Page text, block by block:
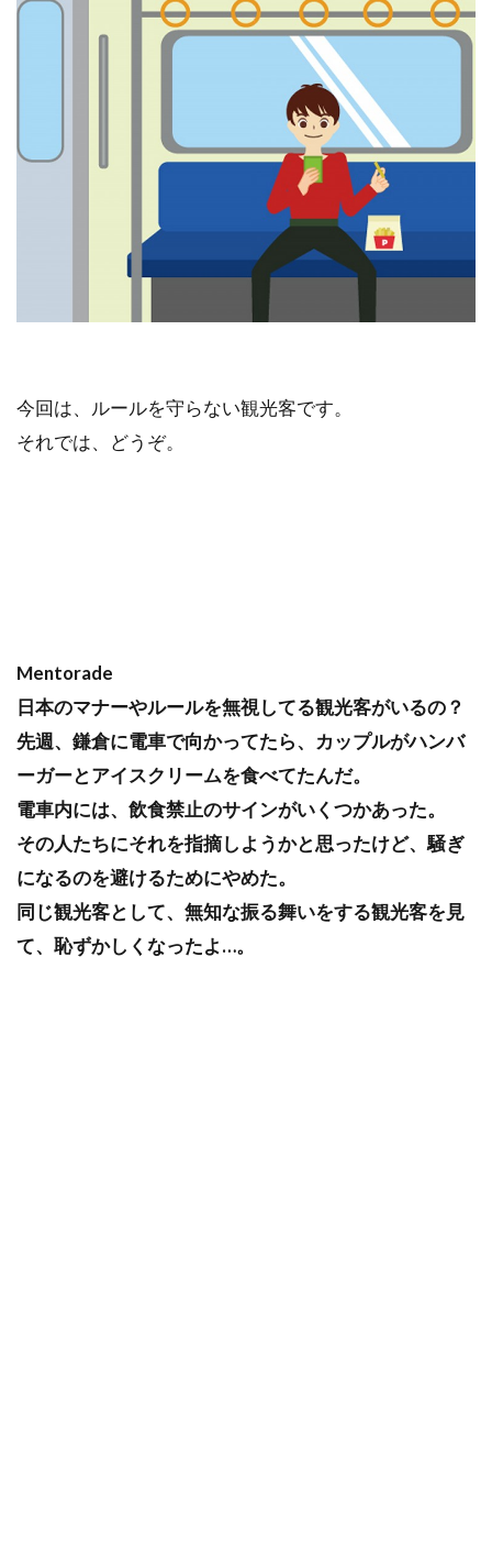
今回は、ルールを守らない観光客です。
それでは、どうぞ。
Mentorade
日本のマナーやルールを無視してる観光客がいるの？
先週、鎌倉に電車で向かってたら、カップルがハンバ
ーガーとアイスクリームを食べてたんだ。
電車内には、飲食禁止のサインがいくつかあった。
その人たちにそれを指摘しようかと思ったけど、騒ぎ
になるのを避けるためにやめた。
同じ観光客として、無知な振る舞いをする観光客を見
て、恥ずかしくなったよ…。